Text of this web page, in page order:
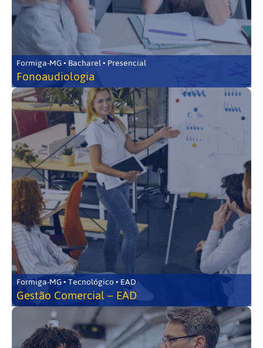
Formiga-MG • Bacharel • Presencial
Fonoaudiologia
Formiga-MG • Tecnológico • EAD
Gestão Comercial – EAD